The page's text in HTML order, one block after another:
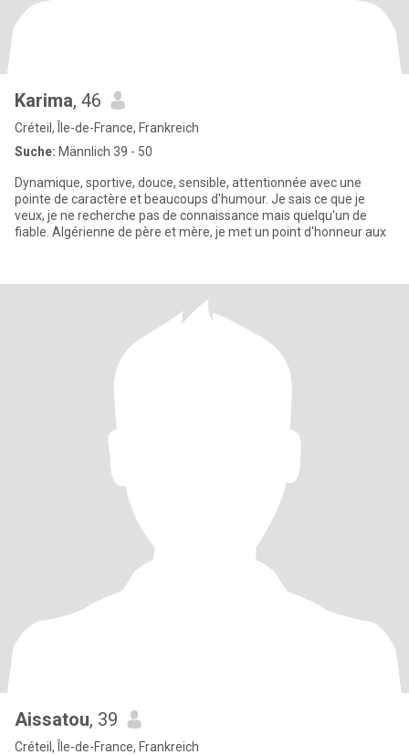
Karima, 46
Créteil, Île-de-France, Frankreich
Suche: Männlich 39 - 50
Dynamique, sportive, douce, sensible, attentionnée avec une
pointe de caractère et beaucoups d'humour. Je sais ce que je
veux, je ne recherche pas de connaissance mais quelqu'un de
fiable. Algérienne de père et mère, je met un point d'honneur aux
Aissatou, 39
Créteil, Île-de-France, Frankreich